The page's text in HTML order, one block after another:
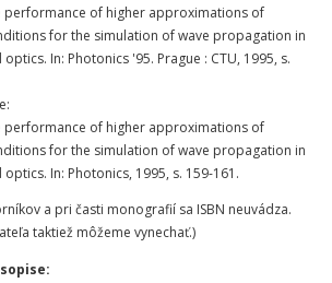
performance of higher approximations of
for the simulation of wave propagation in
In: Photonics '95. Prague : CTU, 1995, s.
performance of higher approximations of
for the simulation of wave propagation in
In: Photonics, 1995, s. 159-161.
a pri časti monografií sa ISBN neuvádza.
taktiež môžeme vynechať.)